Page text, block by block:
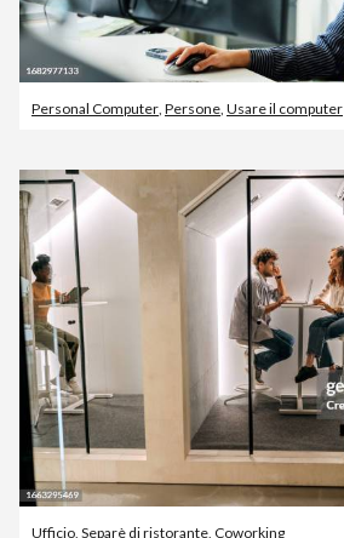
Personal Computer, Persone, Usare il computer
Ufficio Separè di ristorante Coworking